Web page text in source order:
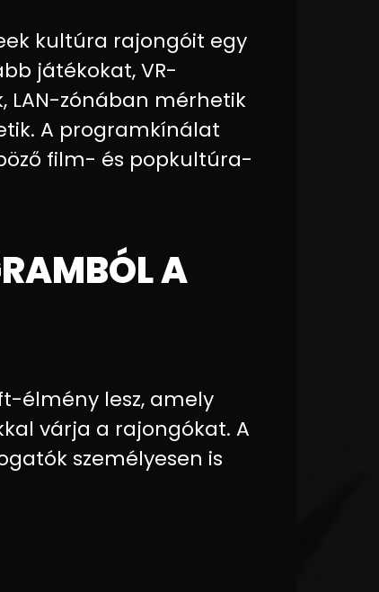
kultúra rajongóit egy
játékokat, VR-
LAN-zónában mérhetik
A programkínálat
film- és popkultúra-
A
élmény lesz, amely
várja a rajongókat. A
személyesen is